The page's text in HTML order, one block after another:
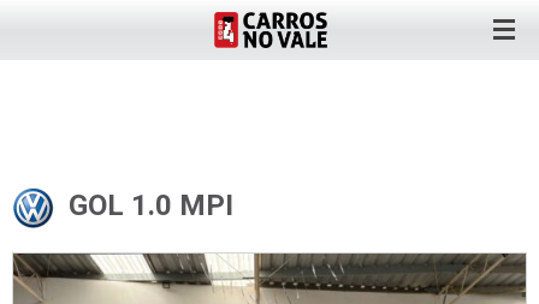
GOL 1.0 MPI